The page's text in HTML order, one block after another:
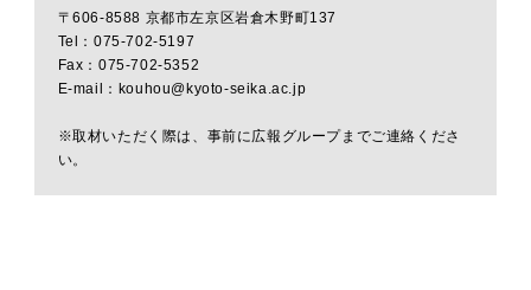
〒606-8588 京都市左京区岩倉木野町137
Tel：075-702-5197
Fax：075-702-5352
E-mail：kouhou@kyoto-seika.ac.jp
※取材いただく際は、事前に広報グループまでご連絡くださ
い。